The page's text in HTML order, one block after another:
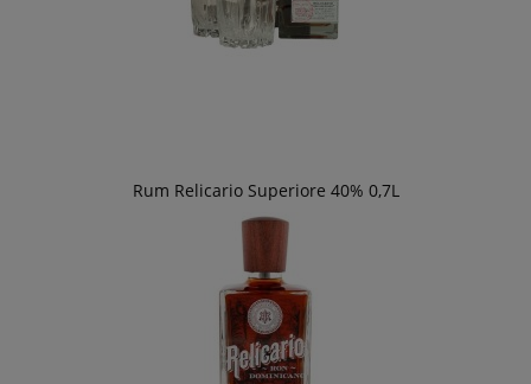
Rum Relicario Superiore 40% 0,7L